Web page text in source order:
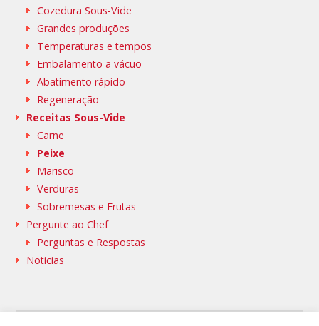
Cozedura Sous-Vide
Grandes produções
Temperaturas e tempos
Embalamento a vácuo
Abatimento rápido
Regeneração
Receitas Sous-Vide
Carne
Peixe
Marisco
Verduras
Sobremesas e Frutas
Pergunte ao Chef
Perguntas e Respostas
Noticias